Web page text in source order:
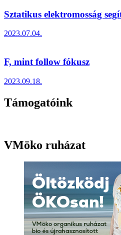
Sztatikus elektromosság
2023.07.04.
F, mint follow fókusz
2023.09.18.
Támogatóink
VMöko ruházat